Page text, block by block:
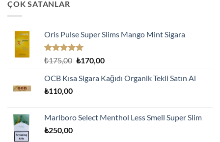
ÇOK SATANLAR
Oris Pulse Super Slims Mango Mint Sigara
5 üzerinden
oy
aldı
₺175,00 Orijinal
₺175,00.
₺170,00Şu
fiyat:
OCB Kısa Sigara Kağıdı Organik Tekli Satın Al
₺110,00
Marlboro Select Menthol Less Smell Super Slim
₺250,00